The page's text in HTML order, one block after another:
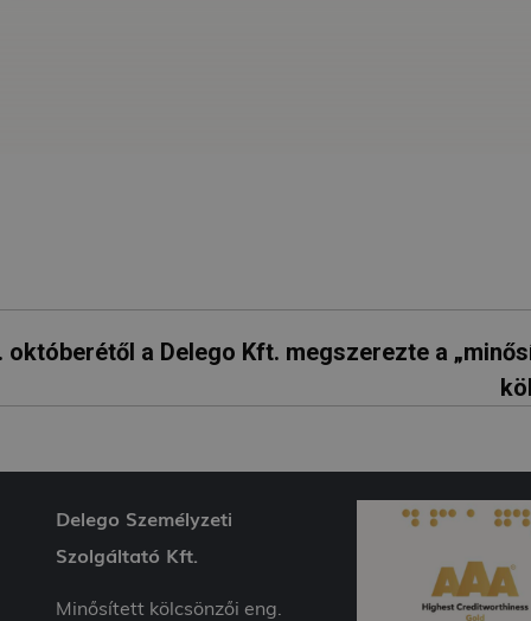
a Delego Kft. megszerezte a
Delego Személyzeti
Szolgáltató Kft.
Minősített kölcsönzői eng.